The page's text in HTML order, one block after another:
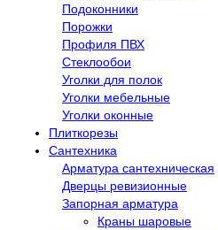
Подоконники
Порожки
Профиля ПВХ
Стеклообои
Уголки для полок
Уголки мебельные
Уголки оконные
Плиткорезы
Сантехника
Арматура сантехническая
Дверцы ревизионные
Запорная арматура
Краны шаровые